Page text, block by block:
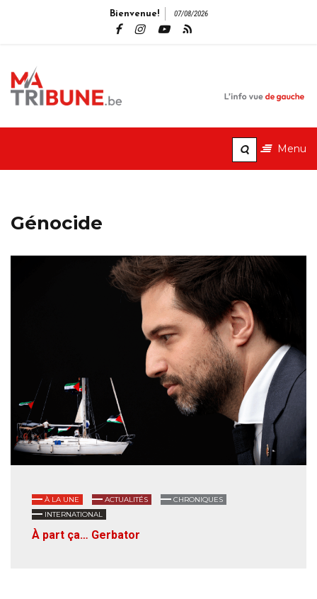
Bienvenue! 07/08/2026
Menu
Génocide
À LA UNE ACTUALITÉS
CHRONIQUES
INTERNATIONAL
À part ça… Gerbator